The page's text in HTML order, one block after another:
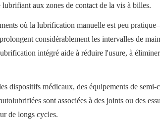
aux zones de contact de la vis à billes.
où la lubrification manuelle est peu
considérablement les intervalles de
intégré aide à réduire l'usure, à
dispositifs médicaux, des équipements de
sont associées à des joints ou des
de longs cycles.